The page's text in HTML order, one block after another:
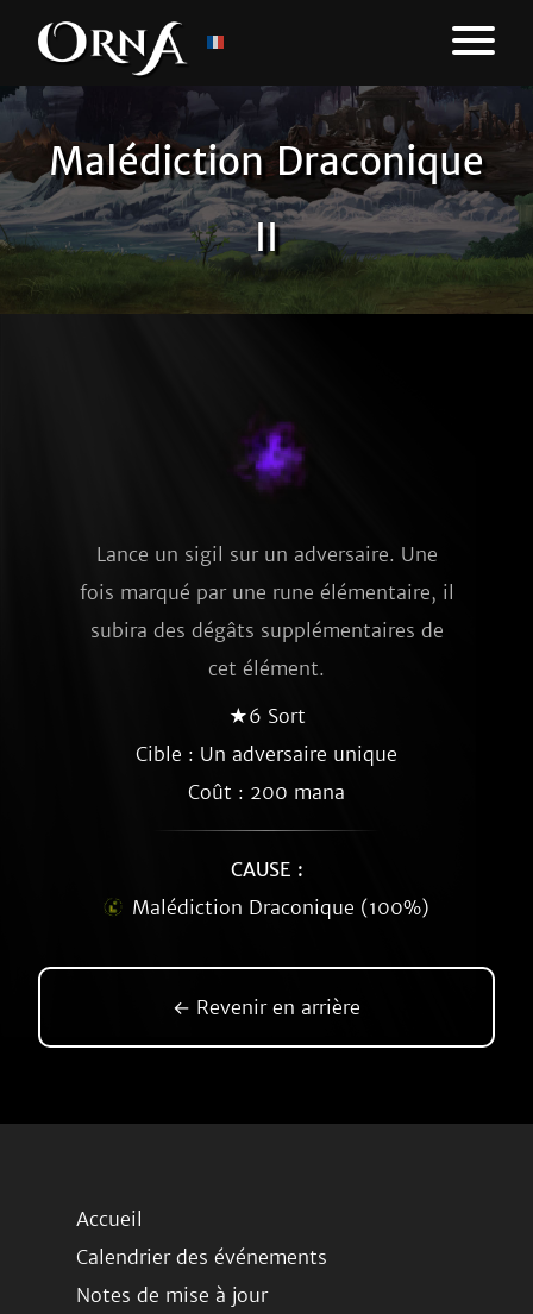
Malédiction Draconique
II
Lance un sigil sur un adversaire. Une
fois marqué par une rune élémentaire, il
subira des dégâts supplémentaires de
cet élément.
★6 Sort
Cible : Un adversaire unique
Coût : 200 mana
CAUSE :
Malédiction Draconique (100%)
← Revenir en arrière
Accueil
Calendrier des événements
Notes de mise à jour